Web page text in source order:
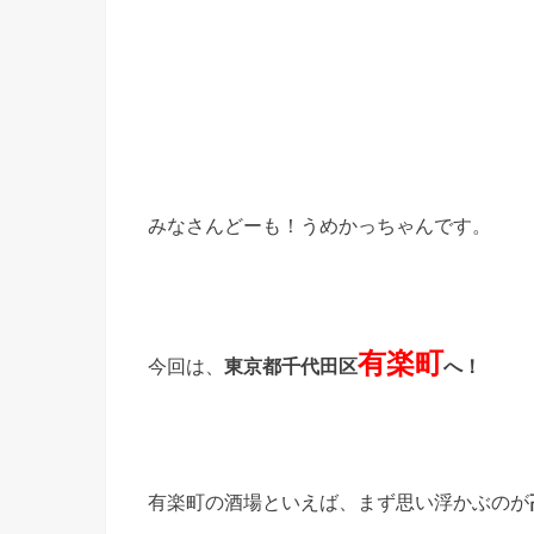
みなさんどーも！うめかっちゃんです。
今回は、 東京都千代田区有楽町へ！
有楽町の酒場といえば、まず思い浮かぶのが